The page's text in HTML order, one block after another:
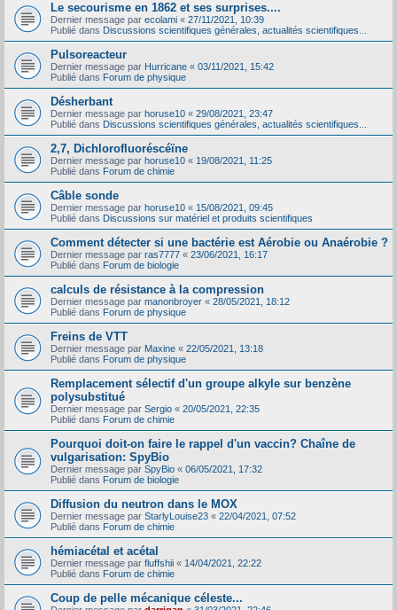
Le secourisme en 1862 et ses surprises....
Dernier message par ecolami « 27/11/2021, 10:39
Publié dans Discussions scientifiques générales, actualités scientifiques...
Pulsoreacteur
Dernier message par Hurricane « 03/11/2021, 15:42
Publié dans Forum de physique
Désherbant
Dernier message par horuse10 « 29/08/2021, 23:47
Publié dans Discussions scientifiques générales, actualités scientifiques...
2,7, Dichlorofluoréscéïne
Dernier message par horuse10 « 19/08/2021, 11:25
Publié dans Forum de chimie
Câble sonde
Dernier message par horuse10 « 15/08/2021, 09:45
Publié dans Discussions sur matériel et produits scientifiques
Comment détecter si une bactérie est Aérobie ou Anaérobie ?
Dernier message par ras7777 « 23/06/2021, 16:17
Publié dans Forum de biologie
calculs de résistance à la compression
Dernier message par manonbroyer « 28/05/2021, 18:12
Publié dans Forum de physique
Freins de VTT
Dernier message par Maxine « 22/05/2021, 13:18
Publié dans Forum de physique
Remplacement sélectif d'un groupe alkyle sur benzène
polysubstitué
Dernier message par Sergio « 20/05/2021, 22:35
Publié dans Forum de chimie
Pourquoi doit-on faire le rappel d'un vaccin? Chaîne de
vulgarisation: SpyBio
Dernier message par SpyBio « 06/05/2021, 17:32
Publié dans Forum de biologie
Diffusion du neutron dans le MOX
Dernier message par StarlyLouise23 « 22/04/2021, 07:52
Publié dans Forum de chimie
hémiacétal et acétal
Dernier message par fluffshii « 14/04/2021, 22:22
Publié dans Forum de chimie
Coup de pelle mécanique céleste...